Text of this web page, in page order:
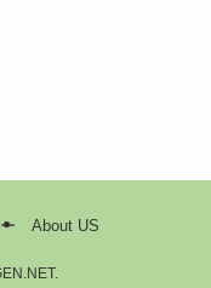
About US